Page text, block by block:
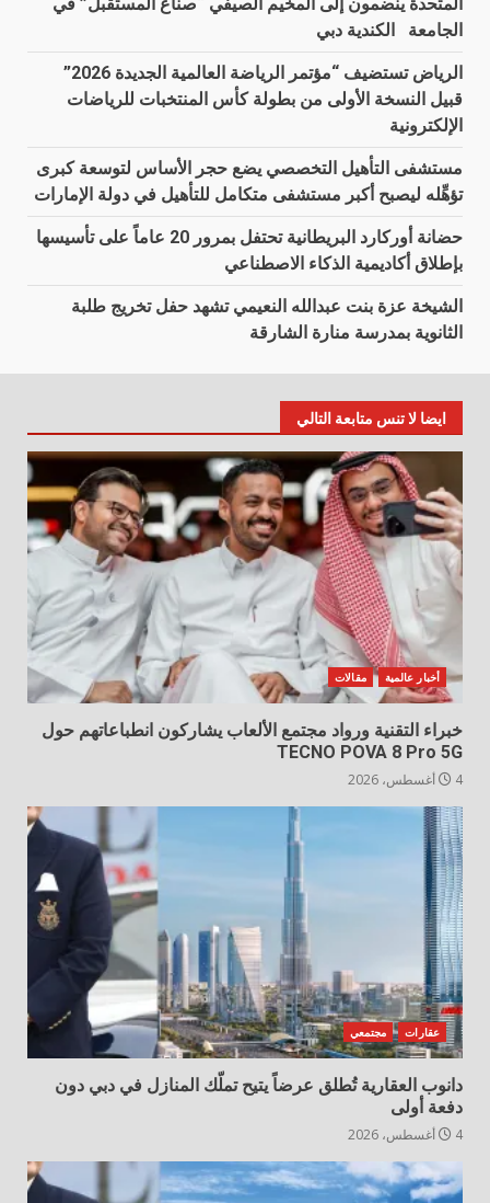
الجامعة الكندية دبي
الرياض تستضيف “مؤتمر الرياضة العالمية الجديدة 2026”
قبيل النسخة الأولى من بطولة كأس المنتخبات للرياضات
الإلكترونية
مستشفى التأهيل التخصصي يضع حجر الأساس لتوسعة كبرى
تؤهِّله ليصبح أكبر مستشفى متكامل للتأهيل في دولة الإمارات
حضانة أوركارد البريطانية تحتفل بمرور 20 عاماً على تأسيسها
بإطلاق أكاديمية الذكاء الاصطناعي
الشيخة عزة بنت عبدالله النعيمي تشهد حفل تخريج طلبة
الثانوية بمدرسة منارة الشارقة
ايضا لا تنس متابعة التالي
أخبار عالمية مقالات
خبراء التقنية ورواد مجتمع الألعاب يشاركون انطباعاتهم حول
TECNO POVA 8 Pro 5G
4 أغسطس، 2026
عقارات مجتمعي
دانوب العقارية تُطلق عرضاً يتيح تملّك المنازل في دبي دون
دفعة أولى
4 أغسطس، 2026